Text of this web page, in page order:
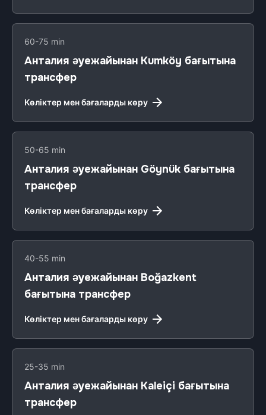
60-75 min
Анталия әуежайынан Kumköy бағытына
трансфер
Көліктер мен бағаларды көру
50-65 min
Анталия әуежайынан Göynük бағытына
трансфер
Көліктер мен бағаларды көру
40-55 min
Анталия әуежайынан Boğazkent
бағытына трансфер
Көліктер мен бағаларды көру
25-35 min
Анталия әуежайынан Kaleiçi бағытына
трансфер